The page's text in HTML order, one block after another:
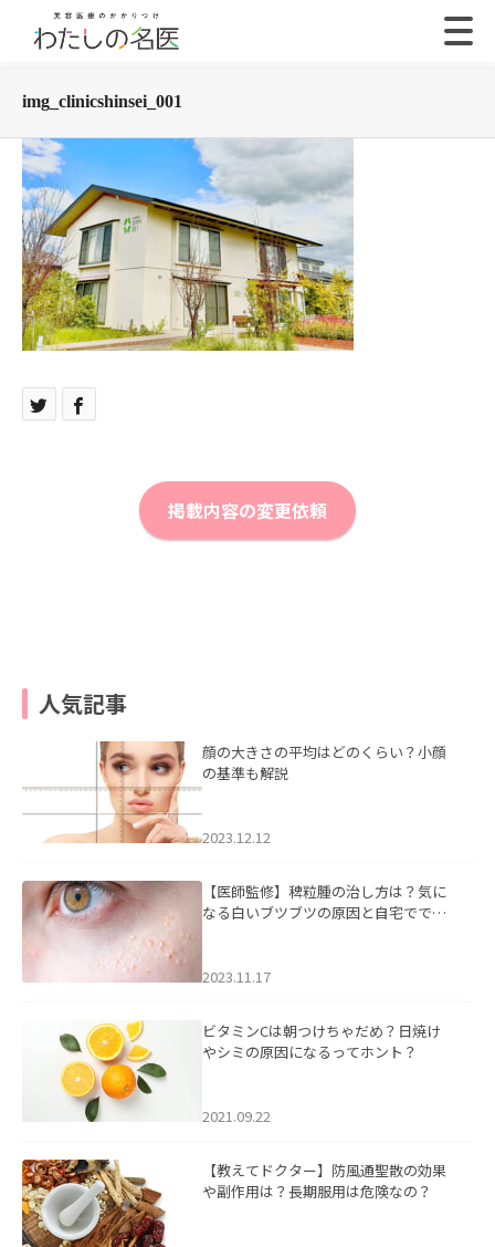
img_clinicshinsei_001
掲載内容の変更依頼
人気記事
顔の大きさの平均はどのくらい？小顔
の基準も解説
2023.12.12
【医師監修】稗粒腫の治し方は？気に
なる白いブツブツの原因と自宅ででき
2023.11.17
ビタミンCは朝つけちゃだめ？日焼け
やシミの原因になるってホント？
2021.09.22
【教えてドクター】防風通聖散の効果
や副作用は？長期服用は危険なの？